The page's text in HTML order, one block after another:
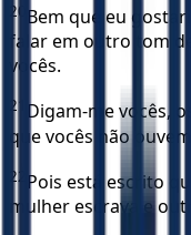
20 Bem que eu
falar em outro tom
vocês.
21
Digam-me vocês,
que vocês não
22 Pois está escrito
mulher escrava e